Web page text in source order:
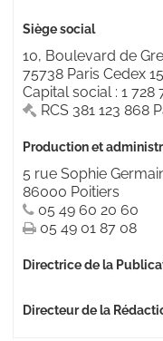
Siège social
10, Boulevard de
75738 Paris Cedex 15
Capital social: 1 728
RCS 381 123 868
Production et
5 rue Sophie
86000 Poitiers
05 49 60 20 60
05 49 01 87 08
Directrice de la
Directeur de la